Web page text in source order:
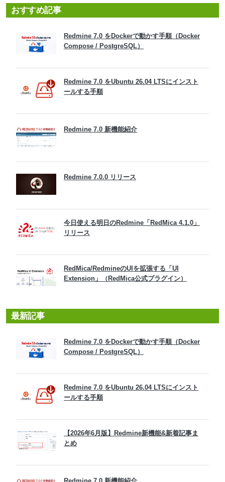
おすすめ記事
Redmine 7.0 をDockerで動かす手順（Docker
Compose / PostgreSQL）
Redmine 7.0 をUbuntu 26.04 LTSにインスト
ールする手順
Redmine 7.0 新機能紹介
Redmine 7.0.0 リリース
今日使える明日のRedmine「RedMica 4.1.0」
リリース
RedMica/RedmineのUIを拡張する「UI
Extension」（RedMica公式プラグイン）
最新記事
Redmine 7.0 をDockerで動かす手順（Docker
Compose / PostgreSQL）
Redmine 7.0 をUbuntu 26.04 LTSにインスト
ールする手順
【2026年6月版】Redmine新機能&新着記事ま
とめ